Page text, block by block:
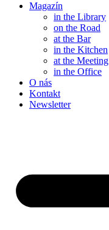
Magazín
in the Library
on the Road
at the Bar
in the Kitchen
at the Meeting
in the Office
O nás
Kontakt
Newsletter